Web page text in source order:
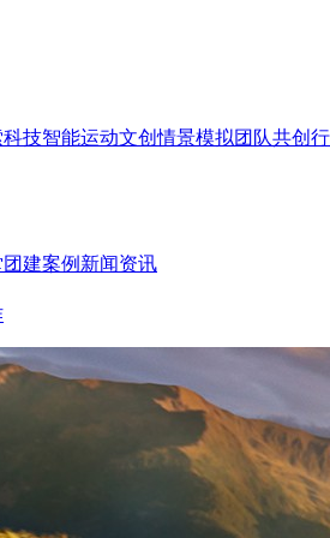
科技智能运动文创情景模拟团队共创
团建案例 新闻资讯